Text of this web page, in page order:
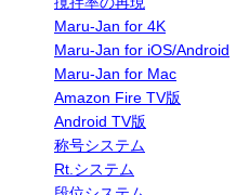
Maru-Jan for 4K
Maru-Jan for iOS/Android
Maru-Jan for Mac
Amazon Fire TV版
Android TV版
称号システム
Rt.システム